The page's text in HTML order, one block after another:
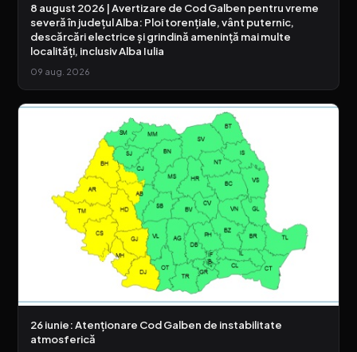
8 august 2026 | Avertizare de Cod Galben pentru vreme
severă în județul Alba: Ploi torențiale, vânt puternic,
descărcări electrice și grindină amenință mai multe
localități, inclusiv Alba Iulia
09 aug. 2026
26 iunie: Atenționare Cod Galben de instabilitate
atmosferică